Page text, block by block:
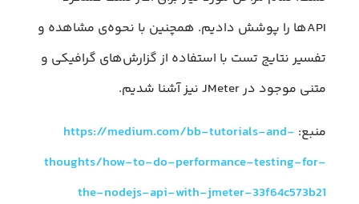
APIها را پوشش دادیم. همچنین با نحوه‌ی مشاهده و
تفسیر نتایج تست با استفاده از گزارش‌های گرافیکی و
متنی موجود در JMeter نیز آشنا شدیم.
منبع: https://medium.com/bb-tutorials-and-
thoughts/how-to-do-performance-testing-for-
the-nodejs-api-with-jmeter-33f64c573b21